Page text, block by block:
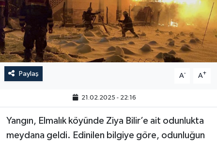
Paylaş A- A+
21.02.2025 - 22:16
Yangın, Elmalık köyünde Ziya Bilir’e ait odunlukta
meydana geldi. Edinilen bilgiye göre, odunluğun